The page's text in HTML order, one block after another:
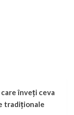
înveți ceva
tradiționale